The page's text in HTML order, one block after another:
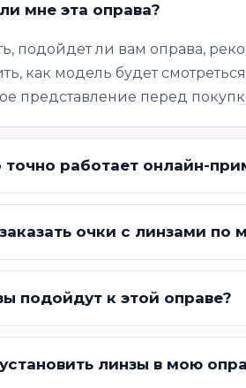
мне эта оправа?
подойдет ли вам оправа,
как модель будет
представление перед
точно работает онлайн-
очки с линзами по
подойдут к этой оправе?
линзы в мою